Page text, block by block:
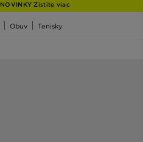
NOVINKY Zistite viac
Obuv Tenisky